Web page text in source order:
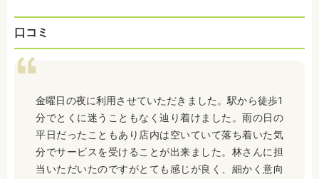
口コミ
金曜日の夜に利用させていただきました。駅から徒歩1
分でとくに迷うこともなく辿り着けました。雨の日の
平日だったこともあり店内は空いていて落ち着いた気
分でサービスを受けることが出来ました。林さんに担
当いただいたのですがとても感じが良く、細かく意向